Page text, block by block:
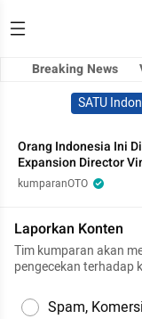
Breaking News
SATU
Orang Indonesia Ini
Expansion Director
kumparanOTO
Laporkan Konten
Tim kumparan akan
pengecekan terhadap
Spam,